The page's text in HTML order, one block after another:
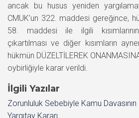
ancak bu husus yeniden
CMUK’un 322. maddesi gereğince,
58. maddesi ile ilgili
çıkartılması ve diğer kısımların
hükmün DÜZELTİLEREK
oybirliğiyle karar verildi.
İlgili Yazılar
Zorunluluk Sebebiyle Kamu
Yargıtay Kararı